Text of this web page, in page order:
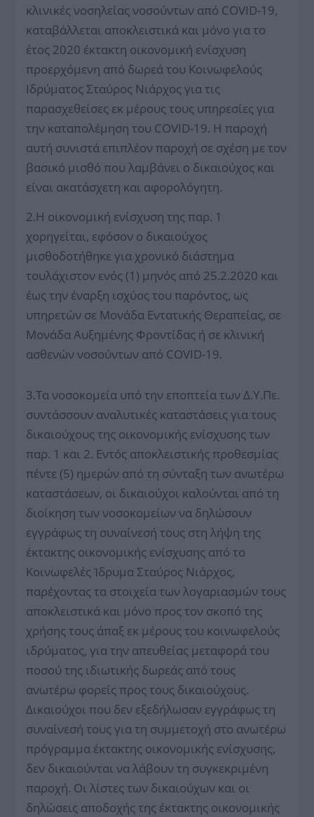
κλινικές νοσηλείας νοσούντων από COVID-19,
καταβάλλεται αποκλειστικά και μόνο για το
έτος 2020 έκτακτη οικονομική ενίσχυση
προερχόμενη από δωρεά του Κοινωφελούς
Ιδρύματος Σταύρος Νιάρχος για τις
παρασχεθείσες εκ μέρους τους υπηρεσίες για
την καταπολέμηση του COVID-19. Η παροχή
αυτή συνιστά επιπλέον παροχή σε σχέση με τον
βασικό μισθό που λαμβάνει ο δικαιούχος και
είναι ακατάσχετη και αφορολόγητη.
2.Η οικονομική ενίσχυση της παρ. 1
χορηγείται, εφόσον ο δικαιούχος
μισθοδοτήθηκε για χρονικό διάστημα
τουλάχιστον ενός (1) μηνός από 25.2.2020 και
έως την έναρξη ισχύος του παρόντος, ως
υπηρετών σε Μονάδα Εντατικής Θεραπείας, σε
Μονάδα Αυξημένης Φροντίδας ή σε κλινική
ασθενών νοσούντων από COVID-19.
3.Τα νοσοκομεία υπό την εποπτεία των Δ.Υ.Πε.
συντάσσουν αναλυτικές καταστάσεις για τους
δικαιούχους της οικονομικής ενίσχυσης των
παρ. 1 και 2. Εντός αποκλειστικής προθεσμίας
πέντε (5) ημερών από τη σύνταξη των ανωτέρω
καταστάσεων, οι δικαιούχοι καλούνται από τη
διοίκηση των νοσοκομείων να δηλώσουν
εγγράφως τη συναίνεσή τους στη λήψη της
έκτακτης οικονομικής ενίσχυσης από το
Κοινωφελές Ίδρυμα Σταύρος Νιάρχος,
παρέχοντας τα στοιχεία των λογαριασμών τους
αποκλειστικά και μόνο προς τον σκοπό της
χρήσης τους άπαξ εκ μέρους του κοινωφελούς
ιδρύματος, για την απευθείας μεταφορά του
ποσού της ιδιωτικής δωρεάς από τους
ανωτέρω φορείς προς τους δικαιούχους.
Δικαιούχοι που δεν εξεδήλωσαν εγγράφως τη
συναίνεσή τους για τη συμμετοχή στο ανωτέρω
πρόγραμμα έκτακτης οικονομικής ενίσχυσης,
δεν δικαιούνται να λάβουν τη συγκεκριμένη
παροχή. Οι λίστες των δικαιούχων και οι
δηλώσεις αποδοχής της έκτακτης οικονομικής